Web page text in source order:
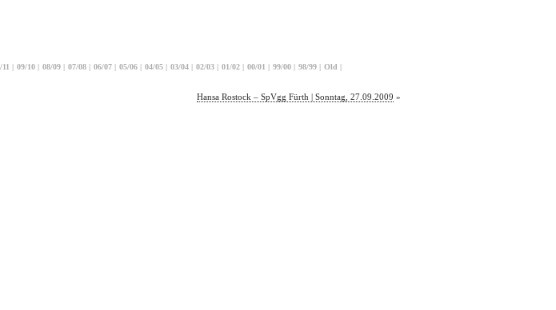
11 | 09/10 | 08/09 | 07/08 | 06/07 | 05/06 | 04/05 | 03/04 | 02/03 | 01/02 | 00/01 | 99/00 | 98/99 | Old |
Hansa Rostock – SpVgg Fürth | Sonntag, 27.09.2009 »